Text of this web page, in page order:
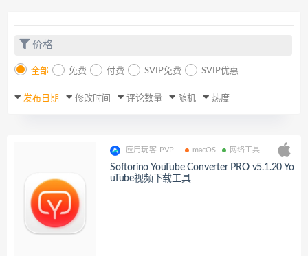
价格
全部 免费 付费 SVIP免费 SVIP优惠
发布日期 修改时间 评论数量 随机 热度
应用玩客-PVP macOS 网络工具
Softorino YouTube Converter PRO v5.1.20 Yo
uTube视频下载工具